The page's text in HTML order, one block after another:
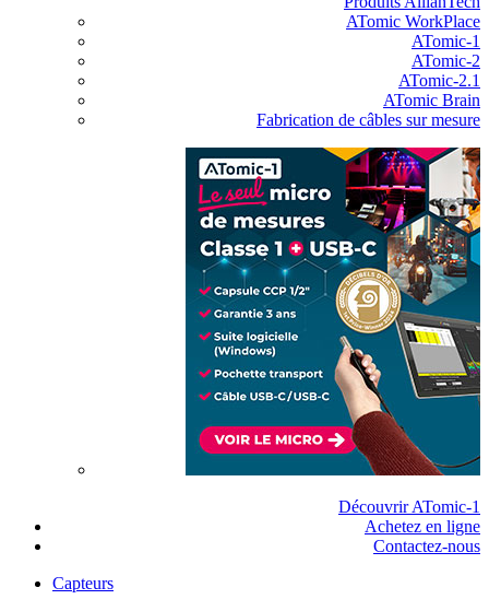
ATomic WorkPlace
ATomic-1
ATomic-2
ATomic-2.1
ATomic Brain
Fabrication de câbles sur mesure
Découvrir ATomic-1
Achetez en ligne
Contactez-nous
Capteurs